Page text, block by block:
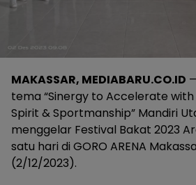
MAKASSAR, MEDIABARU.CO.ID
tema “Sinergy to Accelerate
Spirit & Sportmanship” Mandiri
menggelar Festival Bakat 2023
satu hari di GORO ARENA
(2/12/2023).